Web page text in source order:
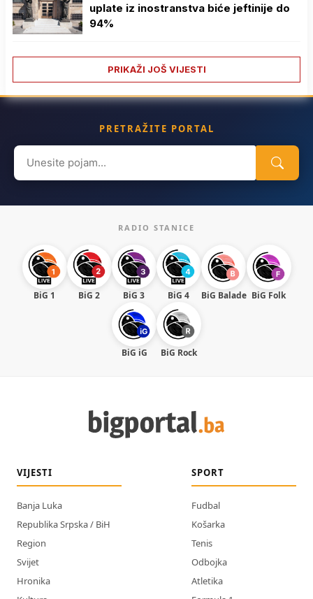
uplate iz inostranstva biće jeftinije do
94%
PRIKAŽI JOŠ VIJESTI
PRETRAŽITE PORTAL
Search
for:
RADIO STANICE
BiG 1 BiG 2 BiG 3 BiG 4 BiG Balade BiG Folk
BiG iG BiG Rock
VIJESTI
Banja Luka
Republika Srpska / BiH
Region
Svijet
Hronika
SPORT
Fudbal
Košarka
Tenis
Odbojka
Atletika